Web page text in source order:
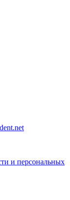
и персональных